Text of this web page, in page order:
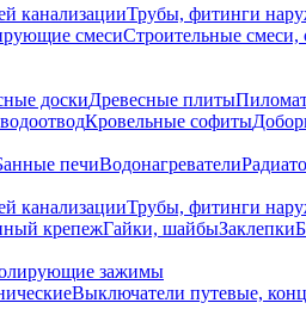
канализацииТрубы, фитинги
смесиСтроительные смеси,
доскиДревесные плиты
Кровельные софиты
печиВодонагреватели
канализацииТрубы, фитинги
крепежГайки, шайбыЗаклепки
зажимы
Выключатели путевые,